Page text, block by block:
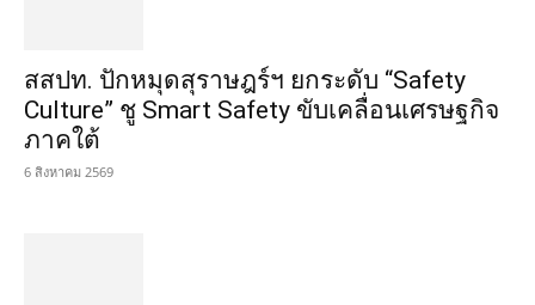
สสปท. ปักหมุดสุราษฎร์ฯ ยกระดับ “Safety
Culture” ชู Smart Safety ขับเคลื่อนเศรษฐกิจ
ภาคใต้
6 สิงหาคม 2569